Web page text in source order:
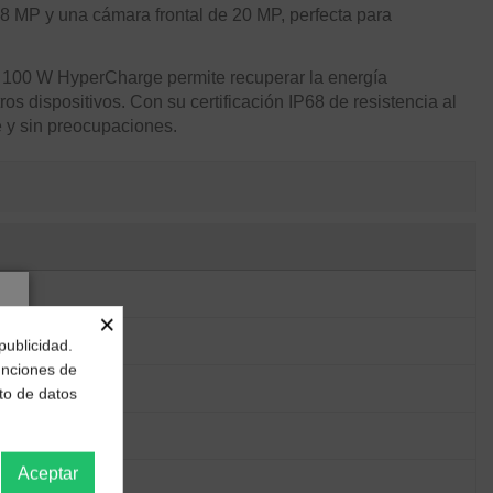
y una cámara frontal de 20 MP, perfecta para
W HyperCharge permite recuperar la energía
dispositivos. Con su certificación IP68 de resistencia al
sin preocupaciones.
×
de
de datos
Aceptar